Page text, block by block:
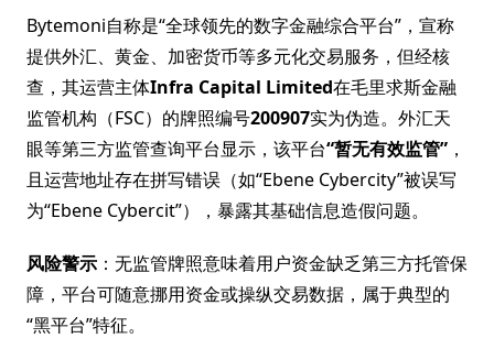
Bytemoni自称是“全球领先的数字金融综合平台”，宣称
提供外汇、黄金、加密货币等多元化交易服务，但经核
查，其运营主体Infra Capital Limited在毛里求斯金融
监管机构（FSC）的牌照编号200907实为伪造。外汇天
眼等第三方监管查询平台显示，该平台“暂无有效监管” ，
且运营地址存在拼写错误（如“Ebene Cybercity”被误写
为“Ebene Cybercit”），暴露其基础信息造假问题。
风险警示 ：无监管牌照意味着用户资金缺乏第三方托管保
障，平台可随意挪用资金或操纵交易数据，属于典型的
“黑平台”特征。